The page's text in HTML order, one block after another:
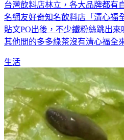
台灣飲料店林立，各大品牌都有
名網友好奇知名飲料店「清心福
貼文PO出後，不少鐵粉絲跳出
其他間的多多綠茶沒有清心福全
生活